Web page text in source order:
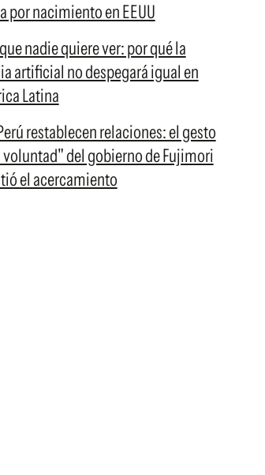
por nacimiento en EEUU
nadie quiere ver: por qué la
artificial no despegará igual en
Latina
restablecen relaciones: el gesto
del gobierno de Fujimori
el acercamiento